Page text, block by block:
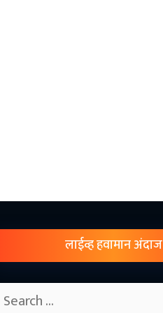
लाईव्ह हवामान अंदाज